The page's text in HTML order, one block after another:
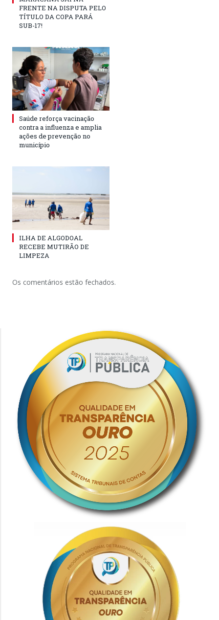
FRENTE NA DISPUTA PELO
TÍTULO DA COPA PARÁ
SUB-17!
Saúde reforça vacinação
contra a influenza e amplia
ações de prevenção no
município
ILHA DE ALGODOAL
RECEBE MUTIRÃO DE
LIMPEZA
Os comentários estão fechados.